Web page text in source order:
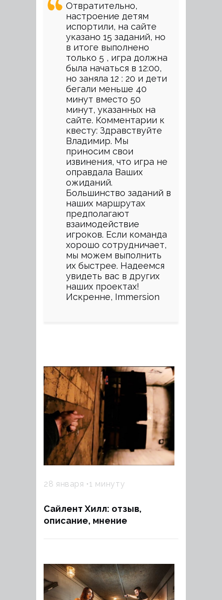
Отвратительно,
настроение детям
испортили, на сайте
указано 15 заданий, но
в итоге выполнено
только 5 , игра должна
была начаться в 12:00,
но заняла 12 : 20 и дети
бегали меньше 40
минут вместо 50
минут, указанных на
сайте. Комментарии к
квесту: Здравствуйте
Владимир. Мы
приносим свои
извинения, что игра не
оправдала Ваших
ожиданий.
Большинство заданий в
наших маршрутах
предполагают
взаимодействие
игроков. Если команда
хорошо сотрудничает,
мы можем выполнить
их быстрее. Надеемся
увидеть вас в других
наших проектах!
Искренне, Immersion
28 января 1 минуту
Сайлент Хилл: отзыв,
описание, мнение